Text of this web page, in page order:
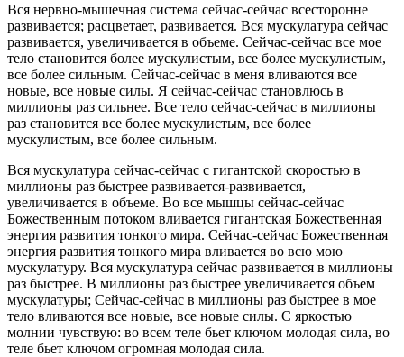
Вся нервно-мышечная система сейчас-сейчас всесторонне
развивается; расцветает, развивается. Вся мускулатура сейчас
развивается, увеличивается в объеме. Сейчас-сейчас все мое
тело становится более мускулистым, все более мускулистым,
все более сильным. Сейчас-сейчас в меня вливаются все
новые, все новые силы. Я сейчас-сейчас становлюсь в
миллионы раз сильнее. Все тело сейчас-сейчас в миллионы
раз становится все более мускулистым, все более
мускулистым, все более сильным.
Вся мускулатура сейчас-сейчас с гигантской скоростью в
миллионы раз быстрее развивается-развивается,
увеличивается в объеме. Во все мышцы сейчас-сейчас
Божественным потоком вливается гигантская Божественная
энергия развития тонкого мира. Сейчас-сейчас Божественная
энергия развития тонкого мира вливается во всю мою
мускулатуру. Вся мускулатура сейчас развивается в миллионы
раз быстрее. В миллионы раз быстрее увеличивается объем
мускулатуры; Сейчас-сейчас в миллионы раз быстрее в мое
тело вливаются все новые, все новые силы. С яркостью
молнии чувствую: во всем теле бьет ключом молодая сила, во
теле бьет ключом огромная молодая сила.